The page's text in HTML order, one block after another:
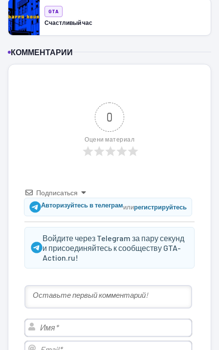
GTA
Счастливый час
КОММЕНТАРИИ
0
Оцени материал
Подписаться
Авторизуйтесь в телеграмилирегистрируйтесь
Войдите через Telegram за пару секунд
и присоединяйтесь к сообществу GTA-
Action.ru!
Имя*
Email*